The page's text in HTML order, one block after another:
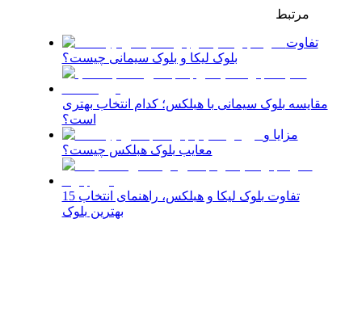
مرتبط
تفاوت
بلوک لیکا و بلوک سیمانی چیست؟
مقایسه بلوک سیمانی با هبلکس؛ کدام انتخاب بهتری
است؟
مزایا و
معایب بلوک هبلکس چیست؟
15 تفاوت بلوک لیکا و هبلکس، راهنمای انتخاب
بهترین بلوک